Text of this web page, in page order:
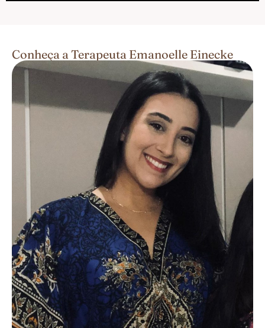
Conheça a Terapeuta Emanoelle Einecke